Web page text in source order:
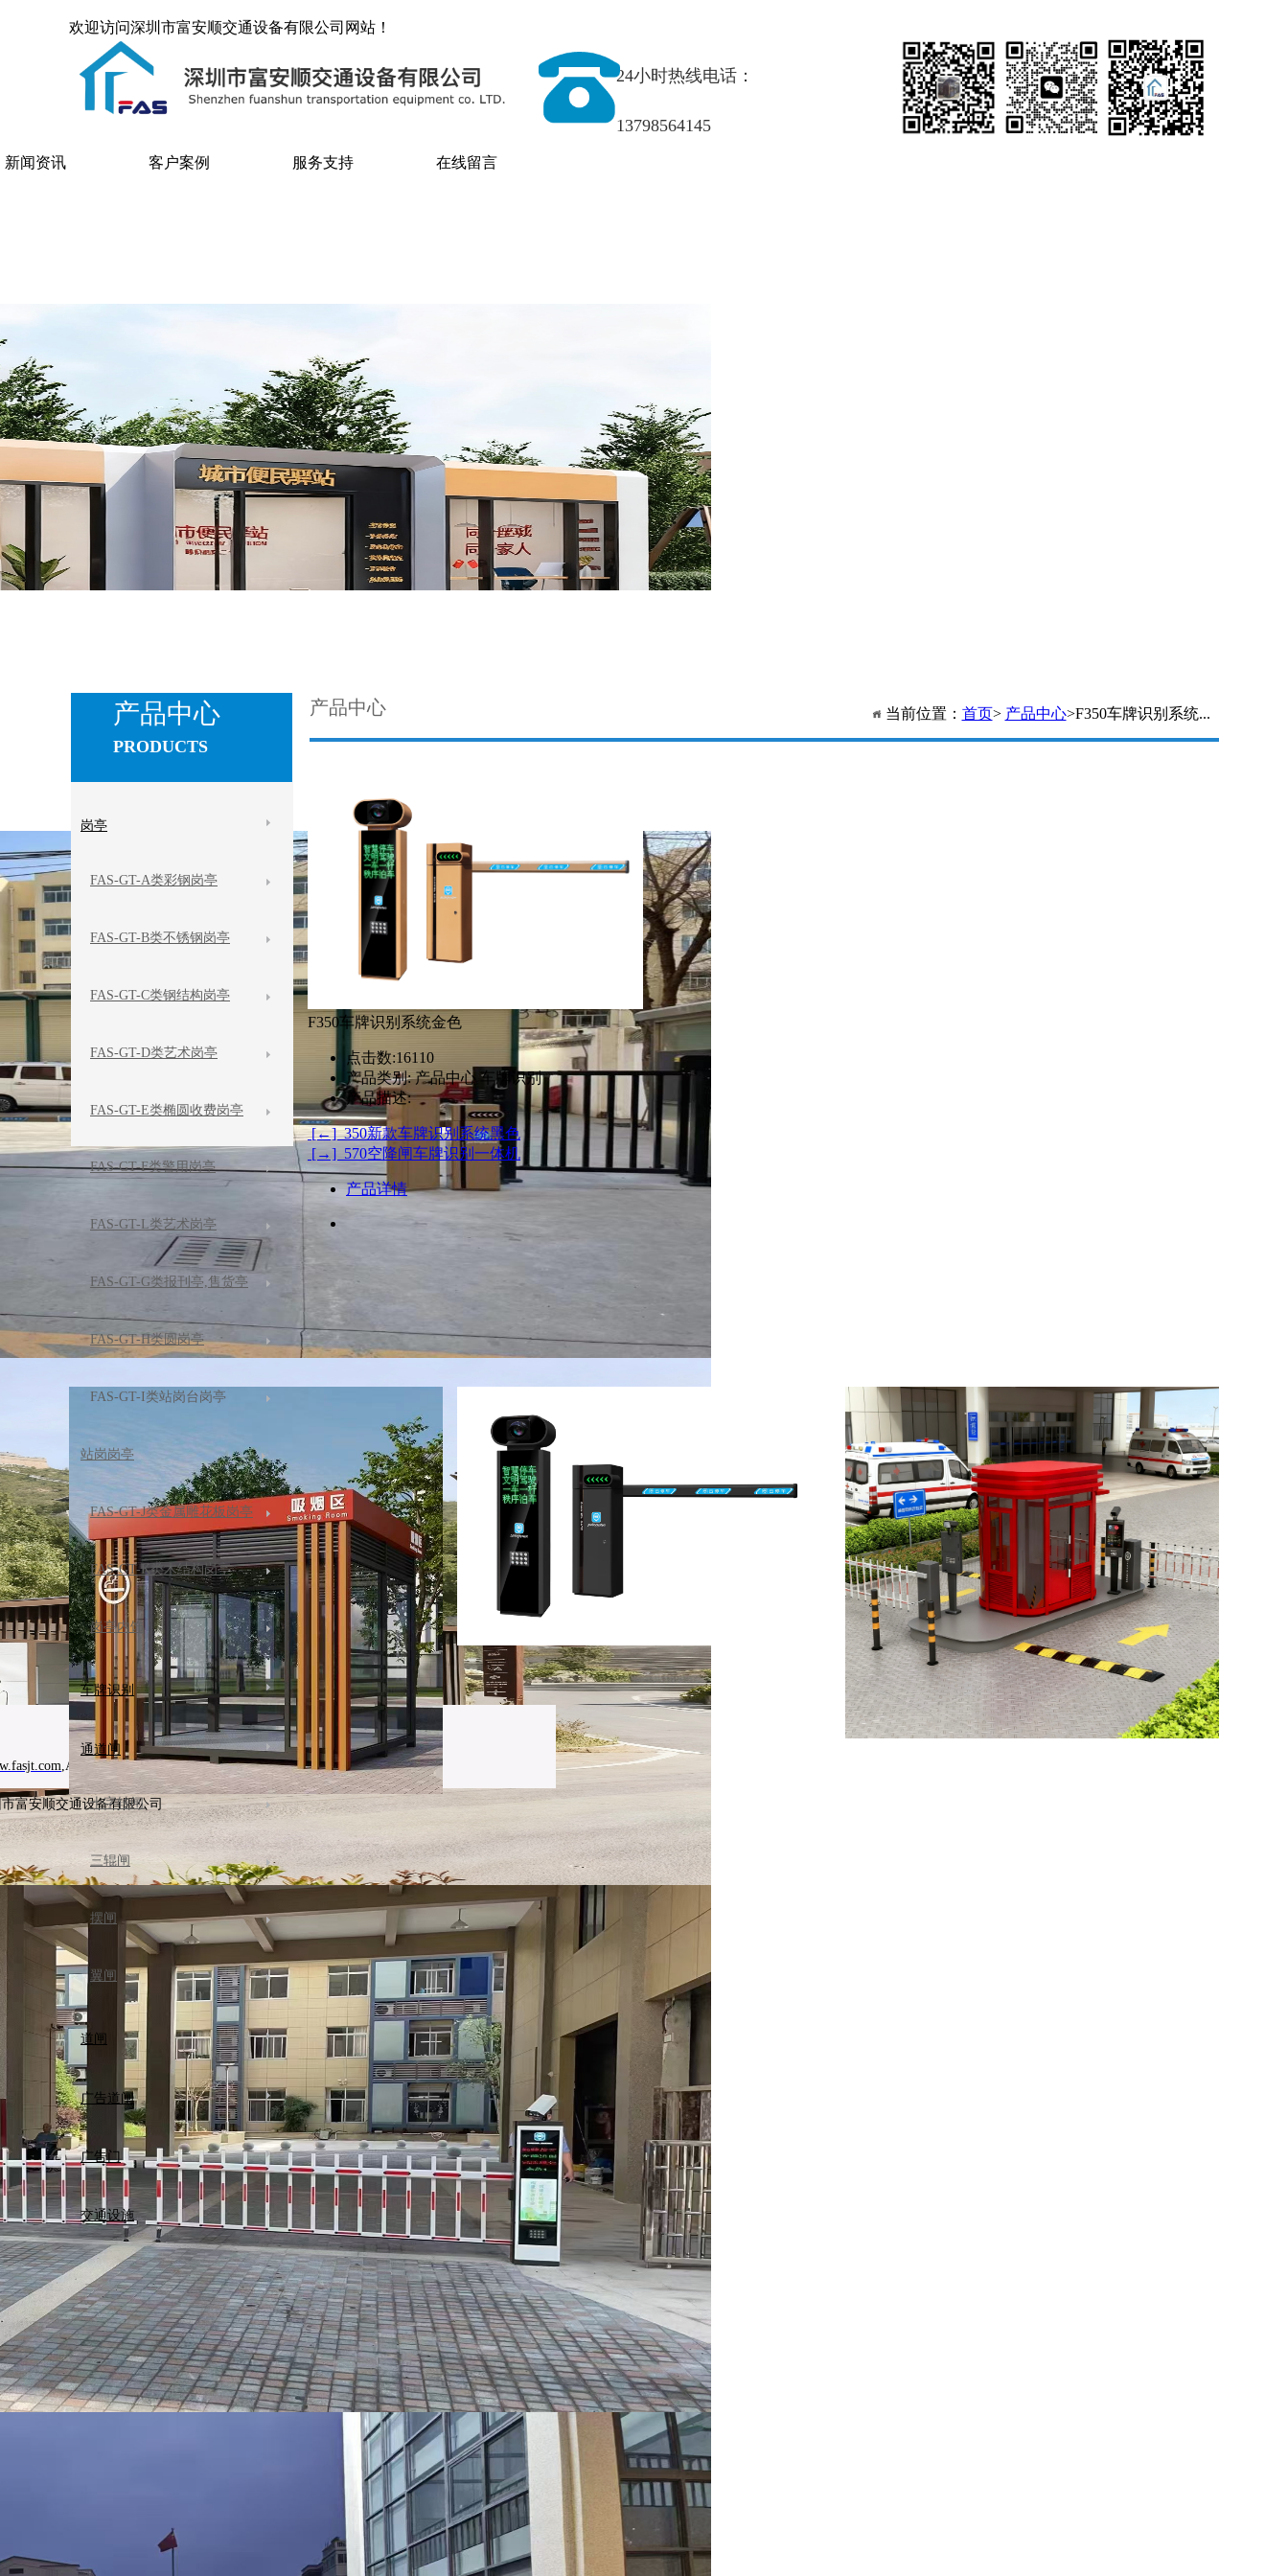
欢迎访问深圳市富安顺交通设备有限公司网站！
24小时热线电话：
13798564145
新闻资讯 客户案例 服务支持 在线留言
产品中心 当前位置： 首页> 产品中心>F350车牌识别系统...
PRODUCTS
产品中心
岗亭
FAS-GT-A类彩钢岗亭
FAS-GT-B类不锈钢岗亭
FAS-GT-C类钢结构岗亭
FAS-GT-D类艺术岗亭
FAS-GT-E类椭圆收费岗亭
FAS-GT-F类警用岗亭
FAS-GT-L类艺术岗亭
FAS-GT-G类报刊亭,售货亭
FAS-GT-H类圆岗亭
FAS-GT-I类站岗台岗亭
站岗岗亭
FAS-GT-J类金属雕花板岗亭
FAS-GT-K类木结构岗亭
岗亭内饰
车牌识别
通道闸
十字转闸
三辊闸
摆闸
翼闸
道闸
广告道闸
广告门
交通设施
F350车牌识别系统金色
点击数:16110
产品类别:产品中心 车牌识别
产品描述:
[←] 350新款车牌识别系统黑色
[→] 570空降闸车牌识别一体机
产品详情
,All rights reserved 粤ICP备18038640号
富安顺交通设备有限公司